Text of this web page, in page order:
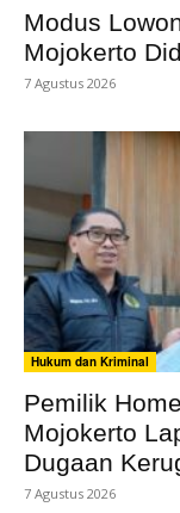
Modus
Mojokerto
7 Agustus 2026
Hukum dan Kriminal
Pemilik
Mojokerto
Dugaan
7 Agustus 2026